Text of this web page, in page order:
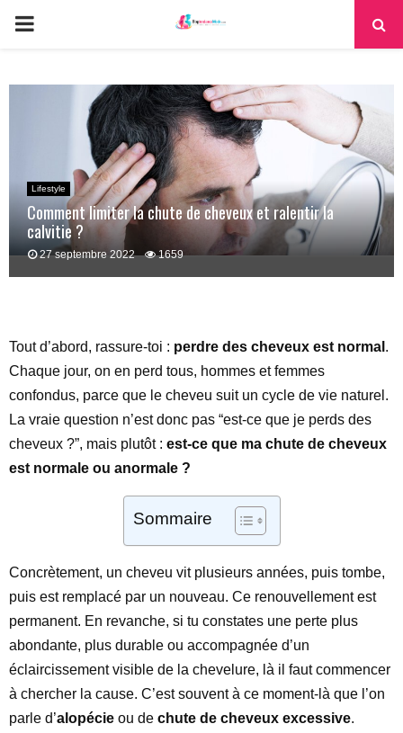
PRIMARY
Lifestyle
Comment limiter la chute de cheveux et ralentir la
calvitie ?
27 septembre 2022 1659
Tout d’abord, rassure-toi : perdre des cheveux est normal .
Chaque jour, on en perd tous, hommes et femmes
confondus, parce que le cheveu suit un cycle de vie naturel.
La vraie question n’est donc pas “est-ce que je perds des
cheveux ?”, mais plutôt : est-ce que ma chute de cheveux
est normale ou anormale ?
Sommaire
Concrètement, un cheveu vit plusieurs années, puis tombe,
puis est remplacé par un nouveau. Ce renouvellement est
permanent. En revanche, si tu constates une perte plus
abondante, plus durable ou accompagnée d’un
éclaircissement visible de la chevelure, là il faut commencer
à chercher la cause. C’est souvent à ce moment-là que l’on
parle d’alopécie ou de chute de cheveux excessive.